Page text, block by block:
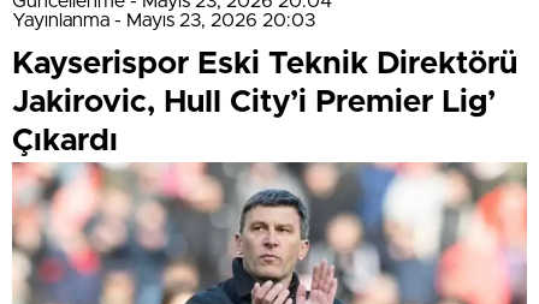
Yayınlanma - Mayıs 23, 2026 20:03
Kayserispor Eski Teknik Direktörü
Jakirovic, Hull City’i Premier Lig’
Çıkardı